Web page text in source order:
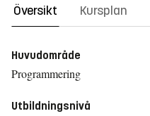
Översikt Kursplan
Huvudområde
Programmering
Utbildningsnivå